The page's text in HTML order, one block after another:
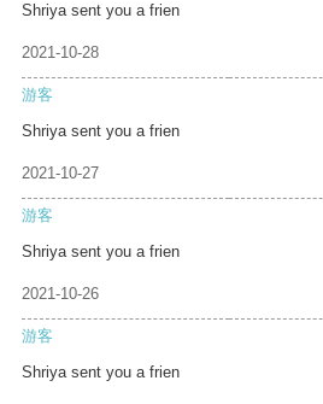
Shriya sent you a frien
2021-10-28
游客
Shriya sent you a frien
2021-10-27
游客
Shriya sent you a frien
2021-10-26
游客
Shriya sent you a frien